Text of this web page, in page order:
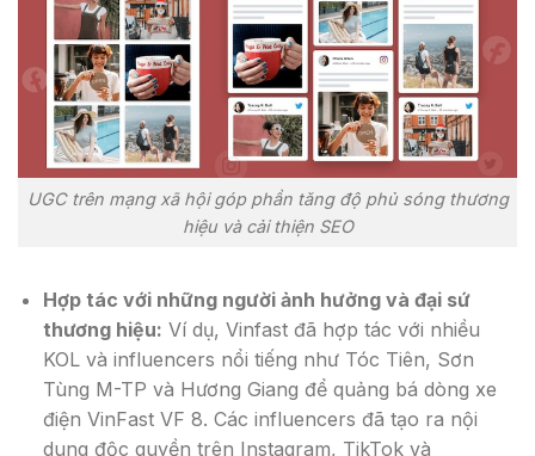
UGC trên mạng xã hội góp phần tăng độ phủ sóng thương
hiệu và cải thiện SEO
Hợp tác với những người ảnh hưởng và đại sứ
thương hiệu: Ví dụ, Vinfast đã hợp tác với nhiều
KOL và influencers nổi tiếng như Tóc Tiên, Sơn
Tùng M-TP và Hương Giang để quảng bá dòng xe
điện VinFast VF 8. Các influencers đã tạo ra nội
dung độc quyền trên Instagram, TikTok và